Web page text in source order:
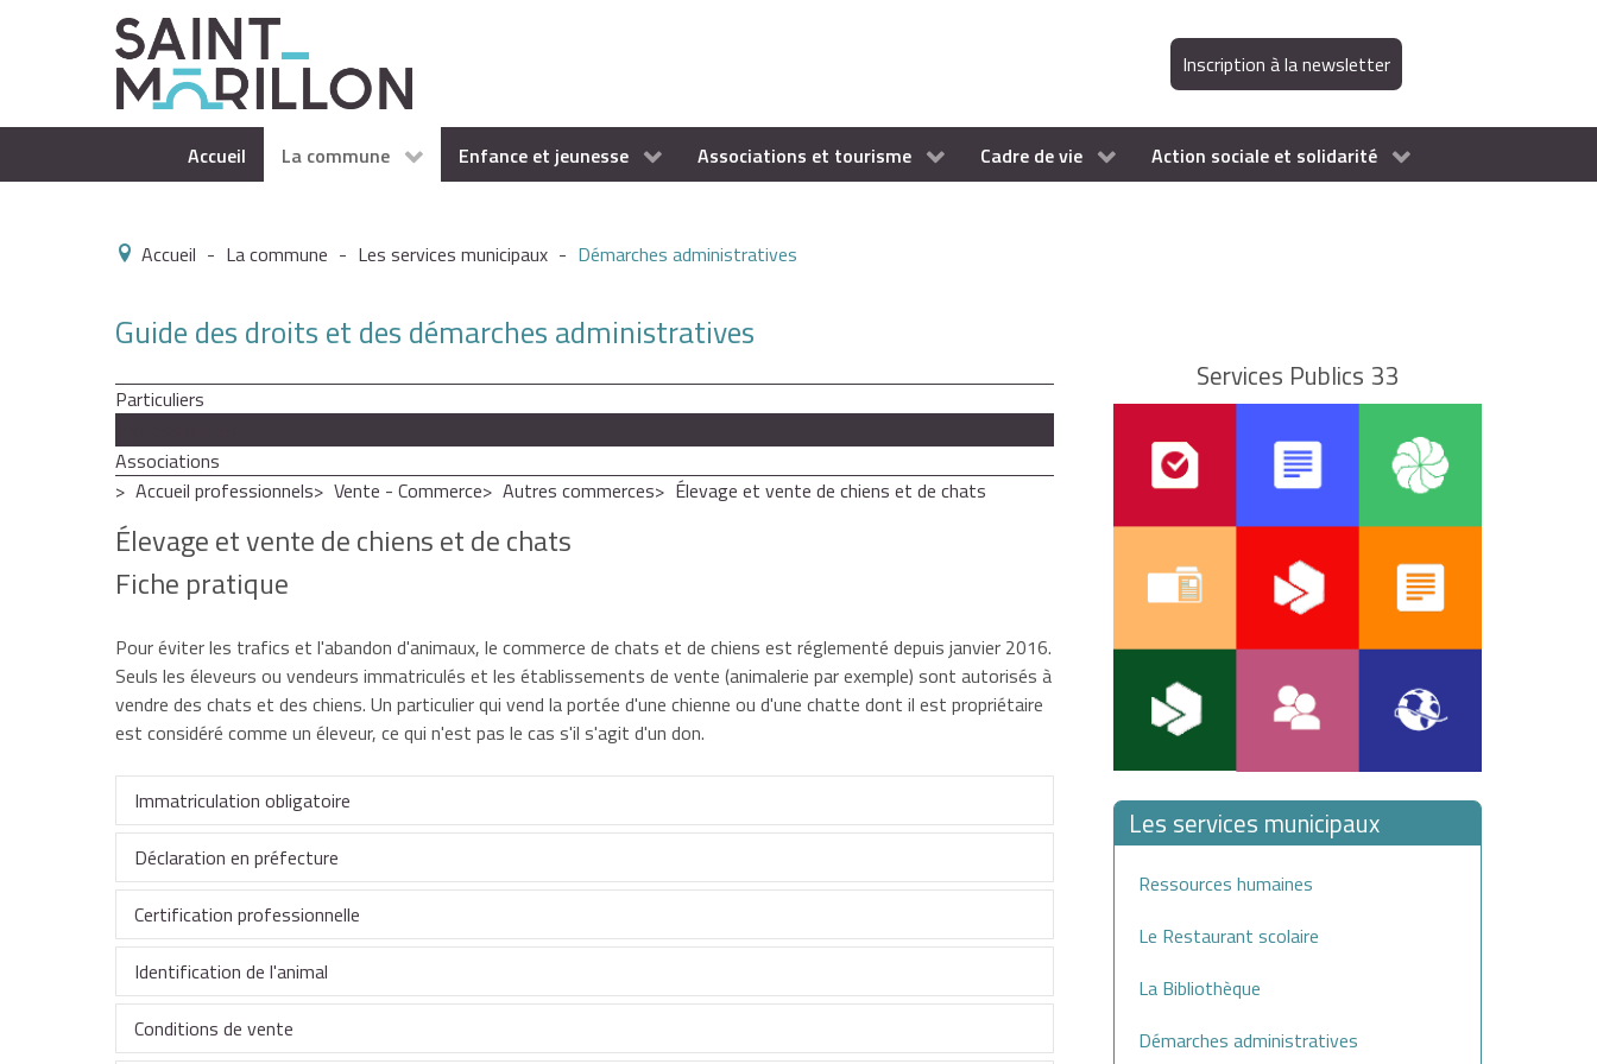
Inscription à la newsletter
Accueil La commune Enfance et jeunesse Associations et tourisme Cadre de vie Action sociale et solidarité
Accueil - La commune - Les services municipaux - Démarches administratives
Guide des droits et des démarches administratives
Particuliers
Associations
Accueil professionnels
Vente - Commerce Autres commerces Élevage et vente de chiens et de chats
Élevage et vente de chiens et de chats
Fiche pratique
Pour éviter les trafics et l'abandon d'animaux, le commerce de chats et de chiens est réglementé depuis janvier 2016.
Seuls les éleveurs ou vendeurs immatriculés et les établissements de vente (animalerie par exemple) sont autorisés à
vendre des chats et des chiens. Un particulier qui vend la portée d'une chienne ou d'une chatte dont il est propriétaire
est considéré comme un éleveur, ce qui n'est pas le cas s'il s'agit d'un don.
Immatriculation obligatoire
Tout vendeur de chiots ou de chatons doit obligatoirement être immatriculé.
Sont dispensés de l'obligation d'immatriculation :
les particuliers qui cèdent gratuitement un animal (don gratuit),
Déclaration en préfecture
Toute personne quivend plus d'une portée de chiens ou de chats par andoit également déclarer cette
activité à la direction départementale en charge de la protection des populations (DDPP) au moins
avant le début de l'activité.
L'éleveur qui ne vend qu'une portée par an et par foyer fiscal n'est soumis qu'à l'obligation de s'immatriculer à la
Certification professionnelle
Pour exercer l'élevage canin ou félin, une formation sur les besoins et l'entretien des animaux, dans un
organisme habilité par le ministère chargé de l'agriculture, est obligatoire pour au moins une personne en contact
direct avec les animaux.
Identification de l'animal
Doivent obligatoirement être identifiés soit par tatouage, soit par une puce électronique sous-cutanée :
Conditions de vente
Services Publics 33
Les services municipaux
Ressources humaines
Le Restaurant scolaire
La Bibliothèque
Démarches administratives